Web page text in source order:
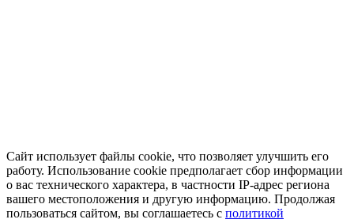
Сайт использует файлы cookie, что позволяет улучшить его
работу. Использование cookie предполагает сбор информации
о вас технического характера, в частности IP-адрес региона
вашего местоположения и другую информацию. Продолжая
пользоваться сайтом, вы соглашаетесь с политикой